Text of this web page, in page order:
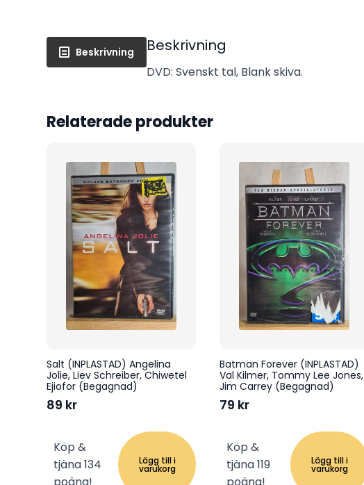
Beskrivning Beskrivning
DVD: Svenskt tal, Blank skiva.
Relaterade produkter
Salt (INPLASTAD) Angelina
Jolie, Liev Schreiber, Chiwetel
Ejiofor (Begagnad)
89 kr
Köp &
tjäna 134
Lägg till i
varukorg
Batman Forever (INPLASTAD)
Val Kilmer, Tommy Lee Jones,
Jim Carrey (Begagnad)
79 kr
Köp &
tjäna 119
Lägg till i
varukorg